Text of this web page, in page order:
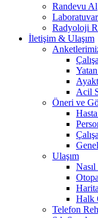
Randevu Al
Radyoloji
İletişim & Ulaşım
Acil
Öneri ve
Ulaşım
Harita
Halk
Telefon